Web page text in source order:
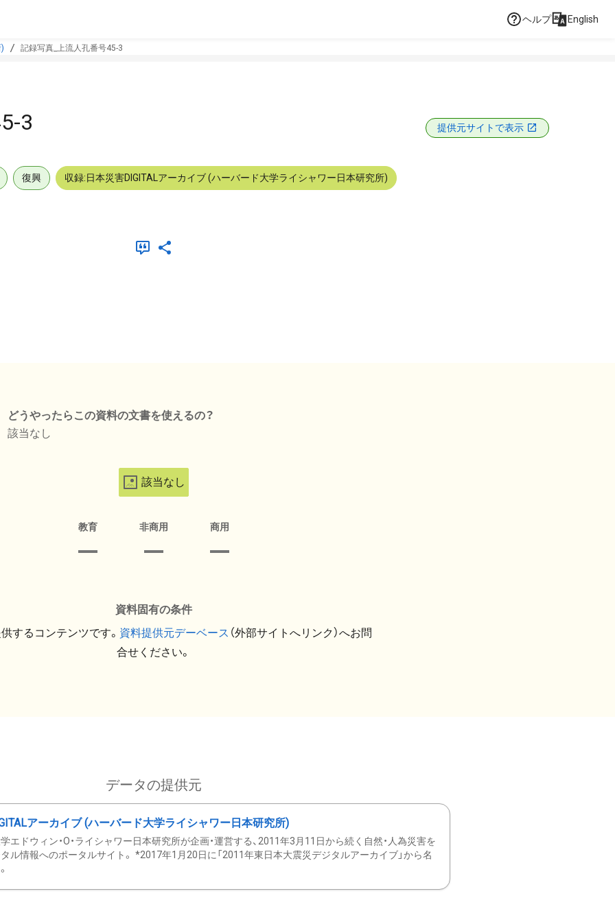
ヘルプ English
記録写真_上流人孔番号45-3
3 提供元サイトで表示
復興 収録:日本災害DIGITALアーカイブ (ハーバード大学ライシャワー日本研究所)
どうやったらこの資料の文書を使えるの？
該当なし
該当なし
教育 非商用 商用
資料固有の条件
するコンテンツです。 資料提供元デーベース （外部サイトへリンク）へお問
合せください。
データの提供元
アーカイブ (ハーバード大学ライシャワー日本研究所)
エドウィン・O・ライシャワー日本研究所が企画・運営する、2011年3月11日から続く自然・人為災害を
ル情報へのポータルサイト。 *2017年1月20日に「2011年東日本大震災デジタルアーカイブ」から名